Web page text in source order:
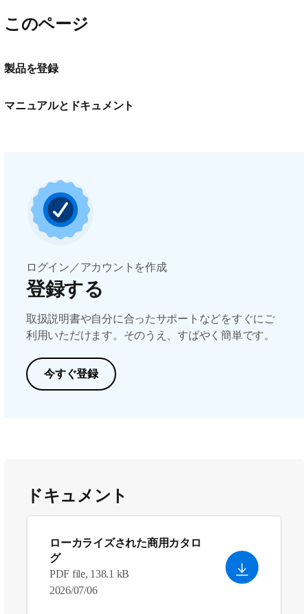
このページ
製品を登録
マニュアルとドキュメント
ログイン／アカウントを作成
登録する
取扱説明書や自分に合ったサポートなどをすぐにご
利用いただけます。そのうえ、すばやく簡単です。
今すぐ登録
ドキュメント
ローカライズされた商用カタロ
グ
PDF file, 138.1 kB
2026/07/06